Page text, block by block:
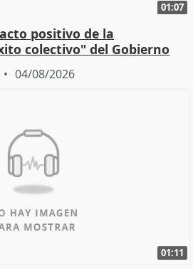
01:07
positivo de la
colectivo" del Gobierno
04/08/2026
01:11